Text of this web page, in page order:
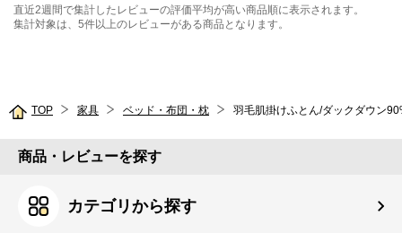
直近2週間で集計したレビューの評価平均が高い商品順に表示されます。
集計対象は、5件以上のレビューがある商品となります。
TOP 家具 ベッド・布団・枕 羽毛肌掛けふとん/ダックダウン
商品・レビューを探す
カテゴリから探す